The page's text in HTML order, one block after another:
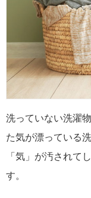
洗っていない洗濯
た気が漂っている
「気」が汚されて
す。